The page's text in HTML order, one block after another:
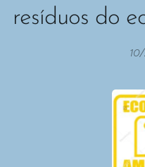
resíduos do